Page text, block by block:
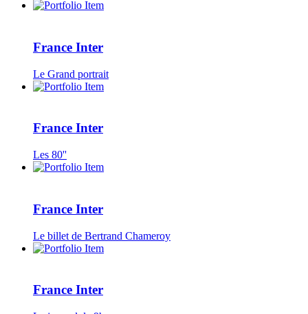
France Inter
Le Grand portrait
France Inter
Les 80''
France Inter
Le billet de Bertrand Chameroy
France Inter